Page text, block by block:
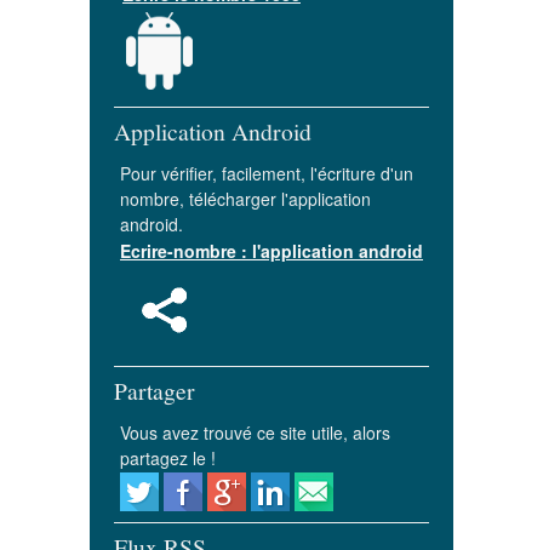
Application Android
Pour vérifier, facilement, l'écriture d'un
nombre, télécharger l'application
android.
Ecrire-nombre : l'application android
Partager
Vous avez trouvé ce site utile, alors
partagez le !